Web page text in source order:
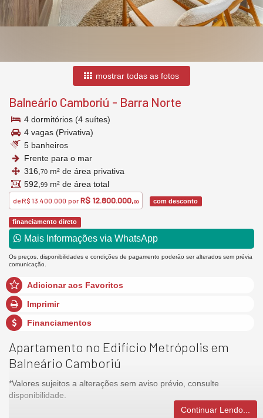
mostrar todas as fotos
Balneário Camboriú - Barra Norte
4 dormitórios (4 suítes)
4 vagas (Privativa)
5 banheiros
Frente para o mar
316, 70 m² de área privativa
592, 99 m² de área total
deR$ 13.400.000 porR$ 12.800.000,00 com desconto
financiamento direto
Mais Informações via WhatsApp
Os preços, disponibilidades e condições de pagamento poderão ser alterados sem prévia
comunicação.
Adicionar aos Favoritos
Imprimir
Financiamentos
Apartamento no Edifício Metrópolis em
Balneário Camboriú
*Valores sujeitos a alterações sem aviso prévio, consulte
disponibilidade.
Continuar Lendo...